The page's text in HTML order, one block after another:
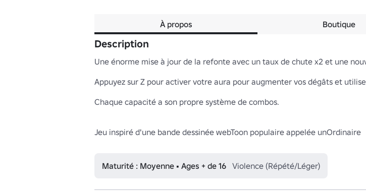
À propos Boutique
Description
Une énorme mise à jour de la refonte avec un taux de chute x2 et une
Appuyez sur Z pour activer votre aura pour augmenter vos dégâts et
Chaque capacité a son propre système de combos.
Jeu inspiré d'une bande dessinée webToon populaire appelée unOrdinaire
Maturité : Moyenne • Ages + de 16 Violence (Répété/Léger)